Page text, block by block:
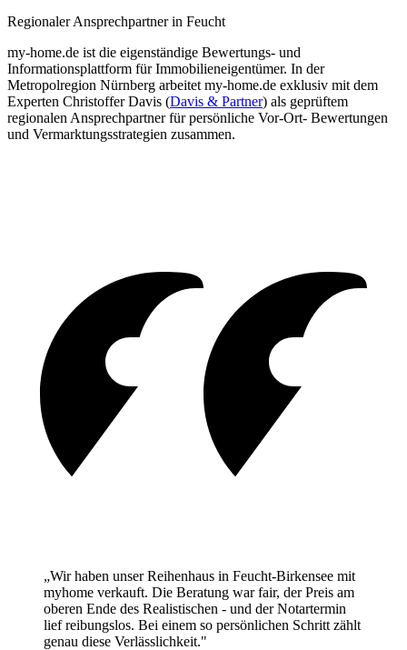
Regionaler Ansprechpartner in Feucht
my-home.de ist die eigenständige Bewertungs- und
Informationsplattform für Immobilieneigentümer. In der
Metropolregion Nürnberg arbeitet my-home.de exklusiv mit dem
Experten Christoffer Davis (Davis & Partner) als geprüftem
regionalen Ansprechpartner für persönliche Vor-Ort- Bewertungen
und Vermarktungsstrategien zusammen.
„Wir haben unser Reihenhaus in Feucht-Birkensee mit
myhome verkauft. Die Beratung war fair, der Preis am
oberen Ende des Realistischen - und der Notartermin
lief reibungslos. Bei einem so persönlichen Schritt zählt
genau diese Verlässlichkeit."